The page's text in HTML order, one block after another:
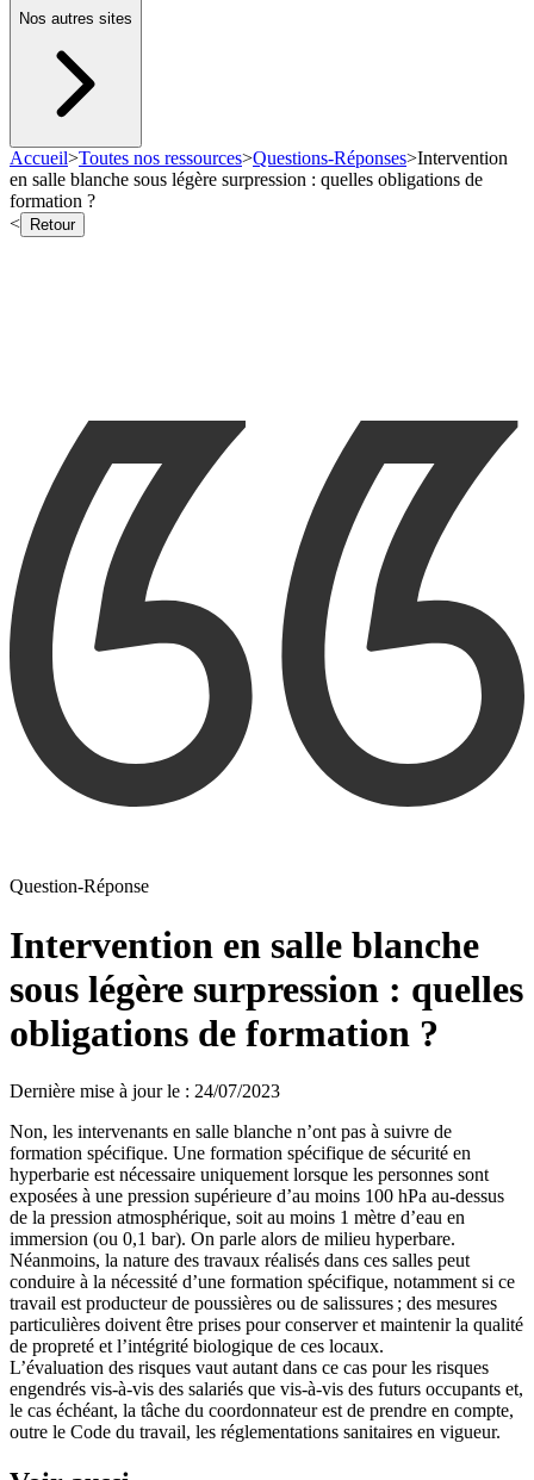
Nos autres sites
Accueil>Toutes nos ressources>Questions-Réponses>Intervention
en salle blanche sous légère surpression : quelles obligations de
formation ?
<
Retour
Question-Réponse
Intervention en salle blanche
sous légère surpression : quelles
obligations de formation ?
Dernière mise à jour le : 24/07/2023
Non, les intervenants en salle blanche n’ont pas à suivre de
formation spécifique. Une formation spécifique de sécurité en
hyperbarie est nécessaire uniquement lorsque les personnes sont
exposées à une pression supérieure d’au moins 100 hPa au-dessus
de la pression atmosphérique, soit au moins 1 mètre d’eau en
immersion (ou 0,1 bar). On parle alors de milieu hyperbare.
Néanmoins, la nature des travaux réalisés dans ces salles peut
conduire à la nécessité d’une formation spécifique, notamment si ce
travail est producteur de poussières ou de salissures ; des mesures
particulières doivent être prises pour conserver et maintenir la qualité
de propreté et l’intégrité biologique de ces locaux.
L’évaluation des risques vaut autant dans ce cas pour les risques
engendrés vis-à-vis des salariés que vis-à-vis des futurs occupants et,
le cas échéant, la tâche du coordonnateur est de prendre en compte,
outre le Code du travail, les réglementations sanitaires en vigueur.